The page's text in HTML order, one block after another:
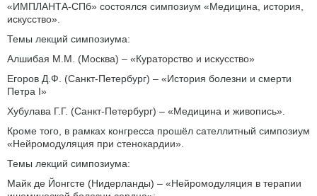
«ИМПЛАНТА-СПб» состоялся симпозиум «Медицина, история,
искусство».
Темы лекций симпозиума:
Алшибая М.М. (Москва) – «Кураторство и искусство»
Егоров Д.Ф. (Санкт-Петербург) – «История болезни и смерти
Петра I»
Хубулава Г.Г. (Санкт-Петербург) – «Медицина и живопись».
Кроме того, в рамках конгресса прошёл сателлитный симпозиум
«Нейромодуляция при стенокардии».
Темы лекций симпозиума:
Майк де Йонгсте (Нидерланды) – «Нейромодуляция в терапии